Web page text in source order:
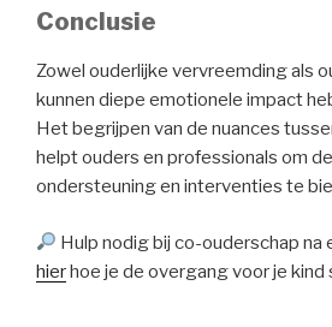
Conclusie
Zowel ouderlijke vervreemding als
kunnen diepe emotionele impact
Het begrijpen van de nuances
helpt ouders en professionals om
ondersteuning en interventies te
Hulp nodig bij co-ouderschap na
hierhoe je de overgang voor je kind